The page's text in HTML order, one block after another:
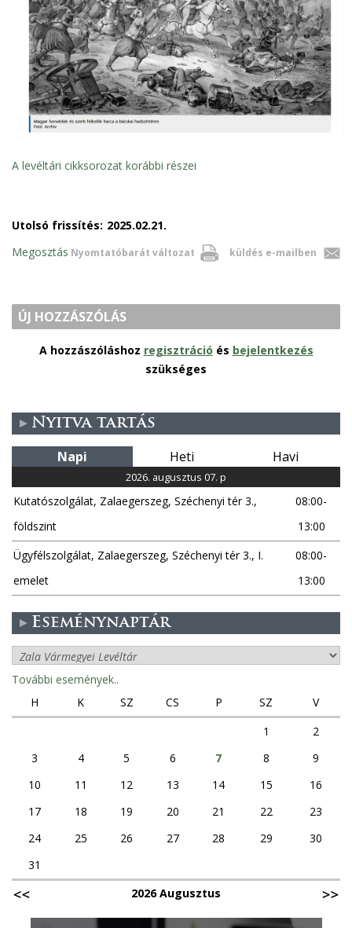
A levéltári cikksorozat korábbi részei
Utolsó frissítés: 2025.02.21.
Nyomtatóbarát változat küldés e-mailben
Megosztás
ÚJ HOZZÁSZÓLÁS
A hozzászóláshoz regisztráció és bejelentkezés
szükséges
Nyitva tartás
Napi Heti Havi
2026. augusztus 07. p
Kutatószolgálat, Zalaegerszeg, Széchenyi tér 3.,
földszint
08:00-
13:00
Ügyfélszolgálat, Zalaegerszeg, Széchenyi tér 3., I.
emelet
08:00-
13:00
Eseménynaptár
További események..
H
K SZ CS P SZ
V
1
2
3
4 5 6 7 8
9
10
11 12 13 14 15
16
17
18 19 20 21 22
23
24
25 26 27 28 29
30
31
2026 Augusztus